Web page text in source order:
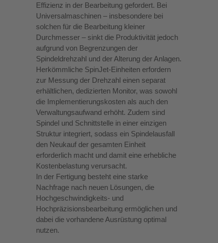
Effizienz in der Bearbeitung gefordert. Bei
Universalmaschinen – insbesondere bei
solchen für die Bearbeitung kleiner
Durchmesser – sinkt die Produktivität jedoch
aufgrund von Begrenzungen der
Spindeldrehzahl und der Alterung der Anlagen.
Herkömmliche SpinJet-Einheiten erfordern
zur Messung der Drehzahl einen separat
erhältlichen, dedizierten Monitor, was sowohl
die Implementierungskosten als auch den
Verwaltungsaufwand erhöht. Zudem sind
Spindel und Schnittstelle in einer einzigen
Struktur integriert, sodass ein Spindelausfall
den Neukauf der gesamten Einheit
erforderlich macht und damit eine erhebliche
Kostenbelastung verursacht.
In der Fertigung besteht eine starke
Nachfrage nach neuen Lösungen, die
Hochgeschwindigkeits- und
Hochpräzisionsbearbeitung ermöglichen und
dabei die vorhandene Ausrüstung optimal
nutzen.